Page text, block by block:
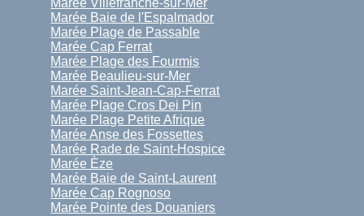
Marée Baie de l'Espalmador
Marée Plage de Passable
Marée Cap Ferrat
Marée Plage des Fourmis
Marée Beaulieu-sur-Mer
Marée Saint-Jean-Cap-Ferrat
Marée Plage Cros Dei Pin
Marée Plage Petite Afrique
Marée Anse des Fossettes
Marée Rade de Saint-Hospice
Marée Èze
Marée Baie de Saint-Laurent
Marée Cap Rognoso
Marée Pointe des Douaniers